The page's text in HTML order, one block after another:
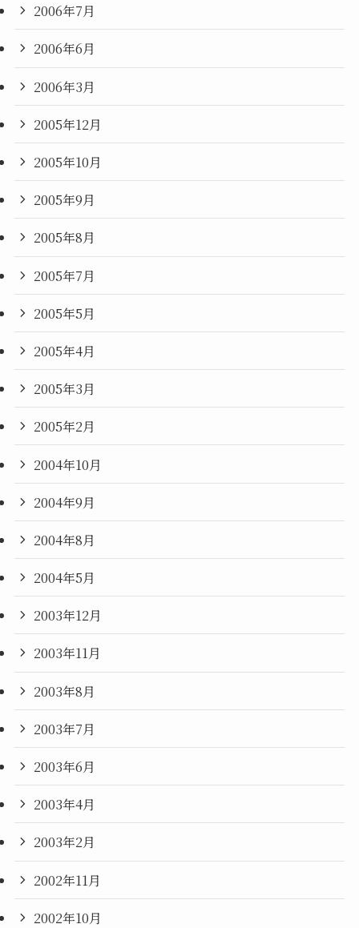
2006年7月
2006年6月
2006年3月
2005年12月
2005年10月
2005年9月
2005年8月
2005年7月
2005年5月
2005年4月
2005年3月
2005年2月
2004年10月
2004年9月
2004年8月
2004年5月
2003年12月
2003年11月
2003年8月
2003年7月
2003年6月
2003年4月
2003年2月
2002年11月
2002年10月